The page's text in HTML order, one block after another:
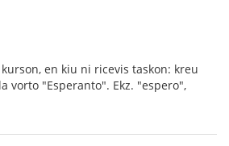
en kiu ni ricevis taskon: kreu
vorto "Esperanto". Ekz. "espero",